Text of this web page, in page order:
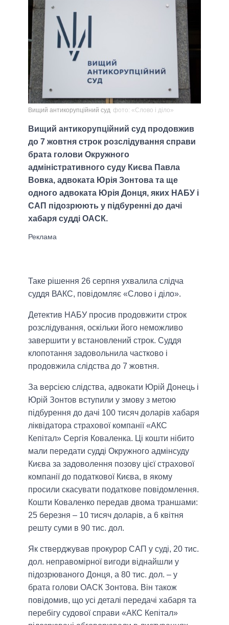
Вищий антикорупційний суд фото: «Слово і діло»
Вищий антикорупційний суд продовжив
до 7 жовтня строк розслідування справи
брата голови Окружного
адміністративного суду Києва Павла
Вовка, адвоката Юрія Зонтова та ще
одного адвоката Юрія Донця, яких НАБУ і
САП підозрюють у підбуренні до дачі
хабаря судді ОАСК.
Таке рішення 26 серпня ухвалила слідча
суддя ВАКС, повідомляє «Слово і діло».
Детектив НАБУ просив продовжити строк
розслідування, оскільки його неможливо
завершити у встановлений строк. Суддя
клопотання задовольнила частково і
продовжила слідства до 7 жовтня.
За версією слідства, адвокати Юрій Донець і
Юрій Зонтов вступили у змову з метою
підбурення до дачі 100 тисяч доларів хабаря
ліквідатора страхової компанії «АКС
Кепітал» Сергія Коваленка. Ці кошти нібито
мали передати судді Окружного адмінсуду
Києва за задоволення позову цієї страхової
компанії до податкової Києва, в якому
просили скасувати податкове повідомлення.
Кошти Коваленко передав двома траншами:
25 березня – 10 тисяч доларів, а 6 квітня
решту суми в 90 тис. дол.
Як стверджував прокурор САП у суді, 20 тис.
дол. неправомірної вигоди віднайшли у
підозрюваного Донця, а 80 тис. дол. – у
брата голови ОАСК Зонтова. Він також
повідомив, що усі деталі передачі хабаря та
перебігу судової справи «АКС Кепітал»